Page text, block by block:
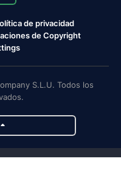
de privacidad
de Copyright
S.L.U. Todos los